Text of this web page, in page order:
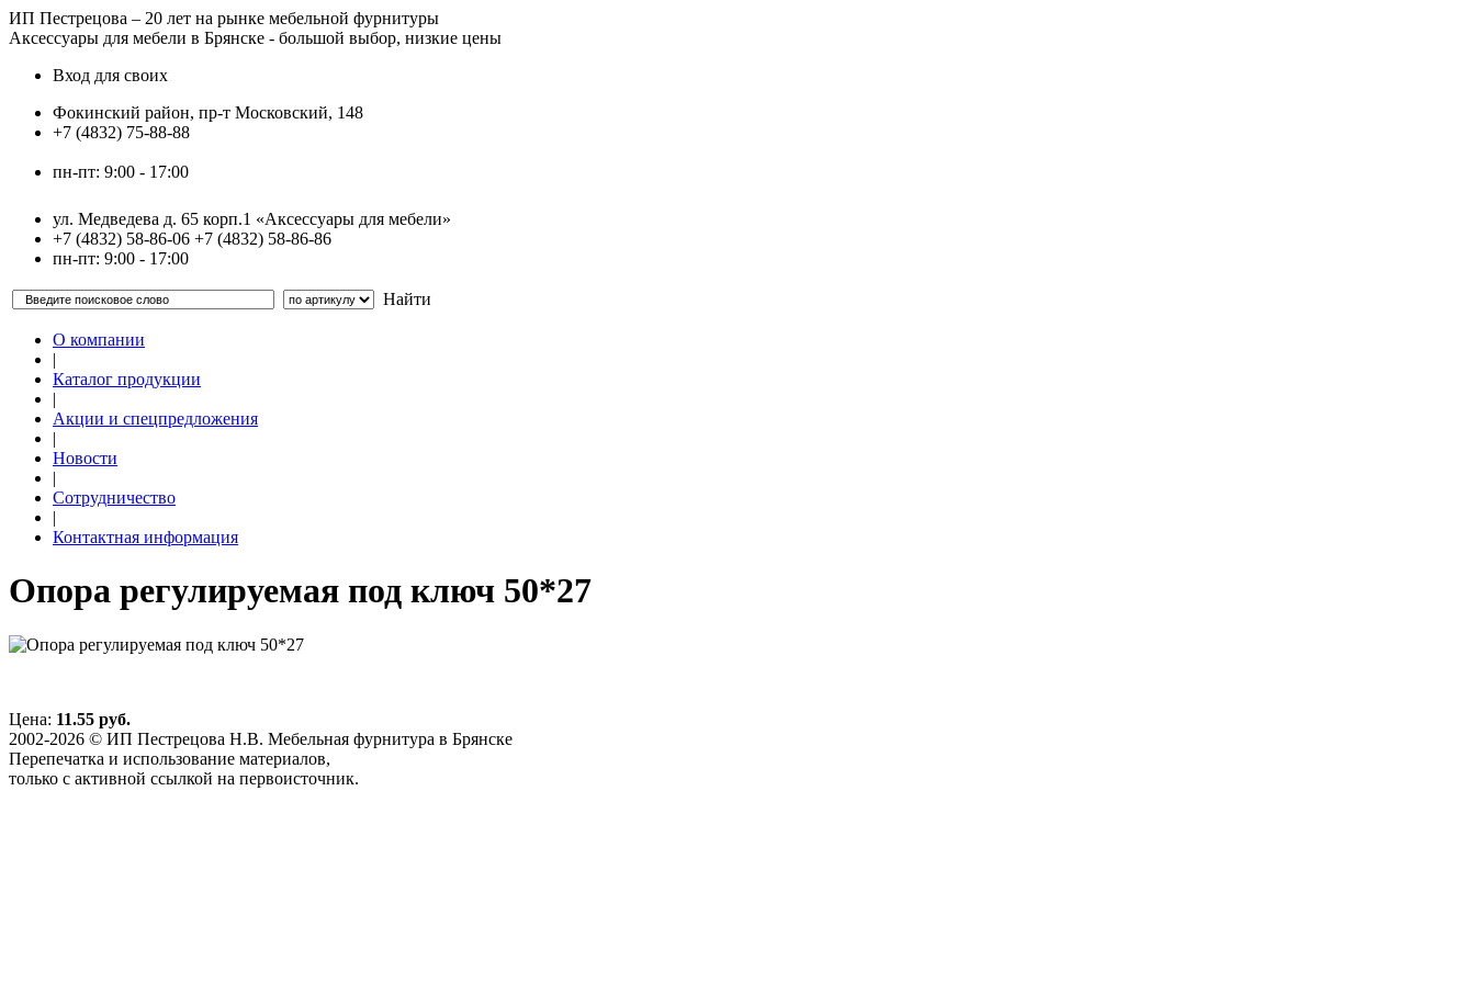
ИП Пестрецова – 20 лет на рынке мебельной фурнитуры
Аксессуары для мебели в Брянске - большой выбор, низкие цены
Вход для своих
Фокинский район, пр-т Московский, 148
+7 (4832) 75-88-88
пн-пт: 9:00 - 17:00
ул. Медведева д. 65 корп.1 «Аксессуары для мебели»
+7 (4832) 58-86-06 +7 (4832) 58-86-86
пн-пт: 9:00 - 17:00
Найти
О компании
|
Каталог продукции
|
Акции и спецпредложения
|
Новости
|
Сотрудничество
|
Контактная информация
Опора регулируемая под ключ 50*27
Цена: 11.55 руб.
2002-2026 © ИП Пестрецова Н.В. Мебельная фурнитура в Брянске
Перепечатка и использование материалов,
только с активной ссылкой на первоисточник.